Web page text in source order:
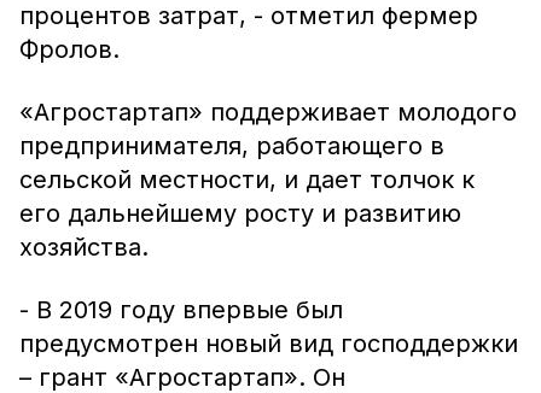
процентов затрат, - отметил фермер
Фролов.
«Агростартап» поддерживает молодого
предпринимателя, работающего в
сельской местности, и дает толчок к
его дальнейшему росту и развитию
хозяйства.
- В 2019 году впервые был
предусмотрен новый вид господдержки
– грант «Агростартап». Он